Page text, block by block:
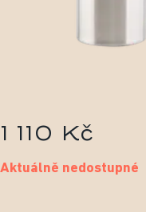
1 110 Kč
Aktuálně nedostupné